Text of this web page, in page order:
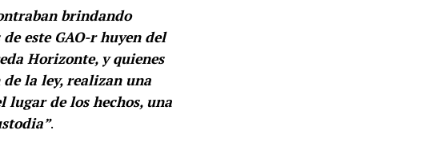
brindando
este GAO-r huyen del
Horizonte, y quienes
la ley, realizan una
de los hechos, una
.